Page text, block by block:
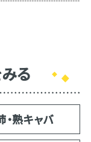
る
・熟キャバ